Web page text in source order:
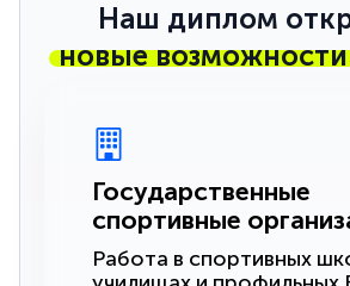
Наш диплом
новые возможности
Государственные
спортивные
Работа в спортивных